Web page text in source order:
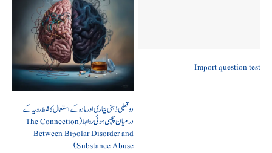
Import question test
دو قطبی ذہنی بیماری اور مادہ کے استعمال کا غلط رویہ کے
درمیان چھپی ہوئی روابط (The Connection
Between Bipolar Disorder and
Substance Abuse)